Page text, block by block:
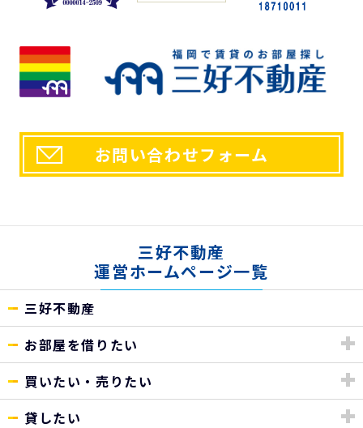
お問い合わせフォーム
三好不動産
運営ホームページ一覧
三好不動産
お部屋を借りたい
買いたい・売りたい
貸したい